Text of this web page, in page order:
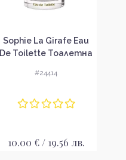
Sophie La Girafe Eau
De Toilette Тоалетна
опаковка EDT
#24414
10.00 € / 19.56 лв.